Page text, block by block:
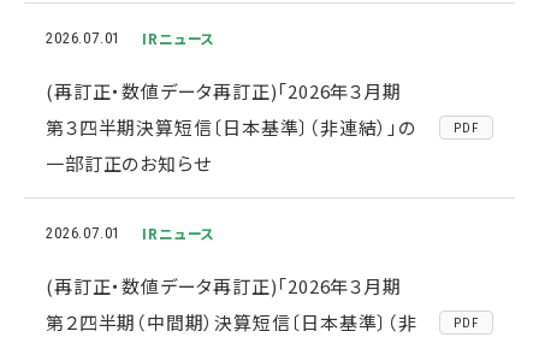
2026.07.01 IRニュース
(再訂正・数値データ再訂正)「2026年３月期
第３四半期決算短信〔日本基準〕（非連結）」の
一部訂正のお知らせ
PDF
2026.07.01 IRニュース
(再訂正・数値データ再訂正)「2026年３月期
第２四半期（中間期）決算短信〔日本基準〕（非
PDF